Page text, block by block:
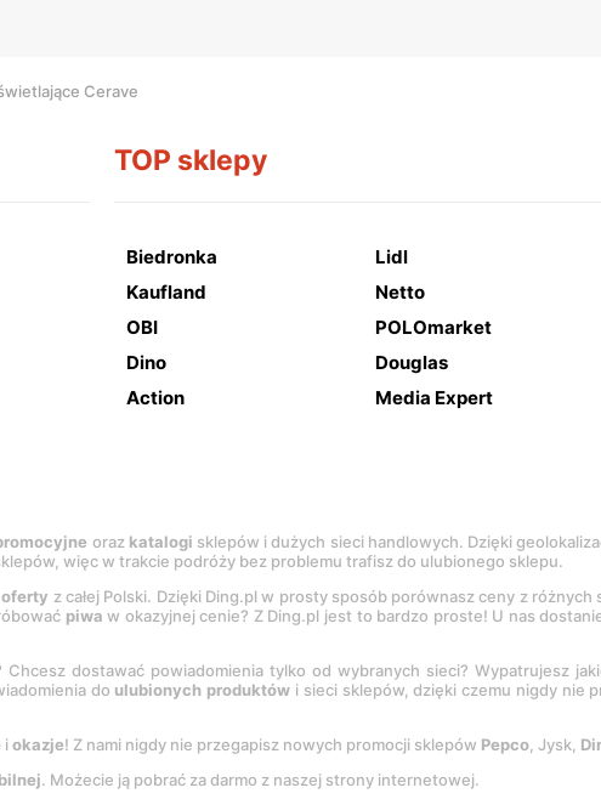
Cerave
TOP sklepy
Biedronka Lidl
Kaufland
Netto
OBI
POLOmarket
Dino
Douglas
Action
Media Expert
oraz katalogi sklepów i dużych sieci handlowych. Dzięki
więc w trakcie podróży bez problemu trafisz do ulubionego sklepu.
oferty z całej Polski. Dzięki Ding.pl w prosty sposób porównasz ceny z
piwa w okazyjnej cenie? Z Ding.pl jest to bardzo proste! U nas
Chcesz dostawać powiadomienia tylko od wybranych sieci? Wypatrujesz
do ulubionych produktów i sieci sklepów, dzięki czemu nigdy nie
i okazje! Z nami nigdy nie przegapisz nowych promocji sklepów Pepco, Jysk,
. Możecie ją pobrać za darmo z naszej strony internetowej.